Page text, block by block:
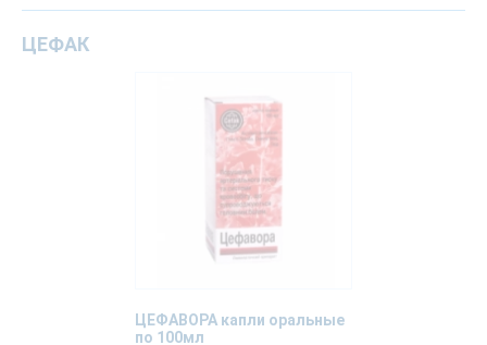
ЦЕФАК
ЦЕФАВОРА капли оральные
по 100мл